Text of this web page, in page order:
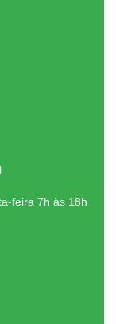
feira 7h às 18h